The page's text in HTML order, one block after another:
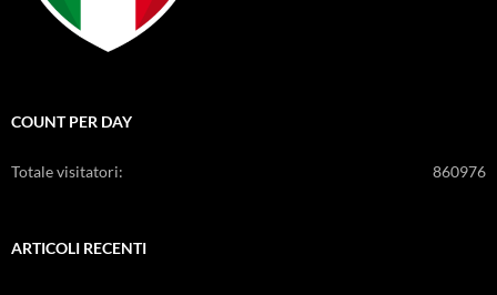
COUNT PER DAY
860976
Totale visitatori:
ARTICOLI RECENTI